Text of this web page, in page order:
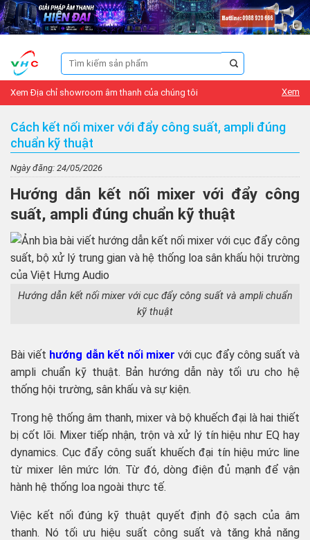
Skip
to
Tìm
kiếm:
Xem Địa chỉ showroom âm thanh của chúng tôi Xem
Cách kết nối mixer với đẩy công suất, ampli đúng
chuẩn kỹ thuật
Ngày đăng: 24/05/2026
Hướng dẫn kết nối mixer với đẩy công
suất, ampli đúng chuẩn kỹ thuật
Hướng dẫn kết nối mixer với cục đẩy công suất và ampli chuẩn
kỹ thuật
Bài viết hướng dẫn kết nối mixer với cục đẩy công suất và
ampli chuẩn kỹ thuật. Bản hướng dẫn này tối ưu cho hệ
thống hội trường, sân khấu và sự kiện.
Trong hệ thống âm thanh, mixer và bộ khuếch đại là hai thiết
bị cốt lõi. Mixer tiếp nhận, trộn và xử lý tín hiệu như EQ hay
dynamics. Cục đẩy công suất khuếch đại tín hiệu mức line
từ mixer lên mức lớn. Từ đó, dòng điện đủ mạnh để vận
hành hệ thống loa ngoài thực tế.
Việc kết nối đúng kỹ thuật quyết định độ sạch của âm
thanh. Nó tối ưu hiệu suất công suất và tăng khả năng